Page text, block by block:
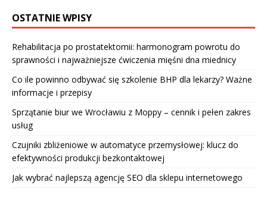
OSTATNIE WPISY
Rehabilitacja po prostatektomii: harmonogram powrotu do
sprawności i najważniejsze ćwiczenia mięśni dna miednicy
Co ile powinno odbywać się szkolenie BHP dla lekarzy? Ważne
informacje i przepisy
Sprzątanie biur we Wrocławiu z Moppy – cennik i pełen zakres
usług
Czujniki zbliżeniowe w automatyce przemysłowej: klucz do
efektywności produkcji bezkontaktowej
Jak wybrać najlepszą agencję SEO dla sklepu internetowego